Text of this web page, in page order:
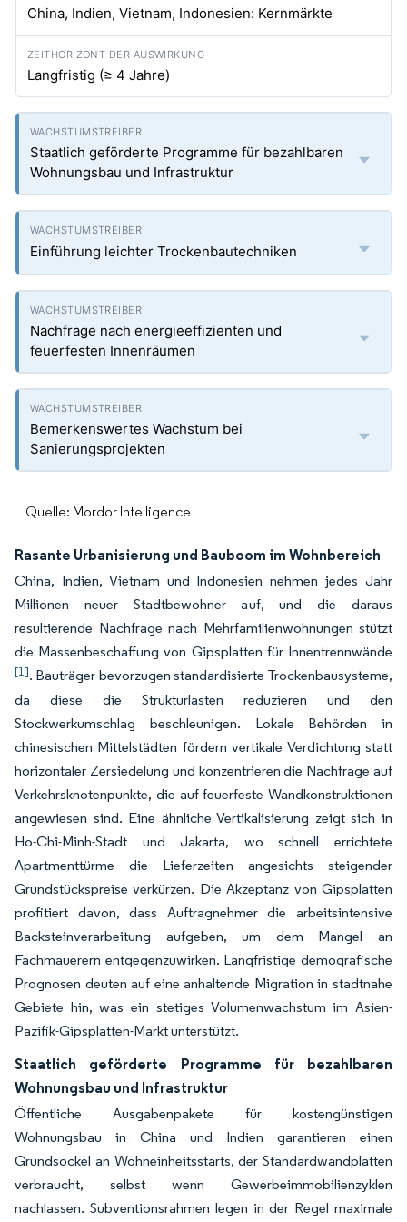
China, Indien, Vietnam, Indonesien: Kernmärkte
Langfristig (≥ 4 Jahre)
Staatlich geförderte Programme für bezahlbaren
Wohnungsbau und Infrastruktur
Einführung leichter Trockenbautechniken
Nachfrage nach energieeffizienten und
feuerfesten Innenräumen
Bemerkenswertes Wachstum bei
Sanierungsprojekten
Quelle: Mordor Intelligence
Rasante Urbanisierung und Bauboom im Wohnbereich
China, Indien, Vietnam und Indonesien nehmen jedes Jahr
Millionen neuer Stadtbewohner auf, und die daraus
resultierende Nachfrage nach Mehrfamilienwohnungen stützt
die Massenbeschaffung von Gipsplatten für Innentrennwände
[1]. Bauträger bevorzugen standardisierte Trockenbausysteme,
da diese die Strukturlasten reduzieren und den
Stockwerkumschlag beschleunigen. Lokale Behörden in
chinesischen Mittelstädten fördern vertikale Verdichtung statt
horizontaler Zersiedelung und konzentrieren die Nachfrage auf
Verkehrsknotenpunkte, die auf feuerfeste Wandkonstruktionen
angewiesen sind. Eine ähnliche Vertikalisierung zeigt sich in
Ho-Chi-Minh-Stadt und Jakarta, wo schnell errichtete
Apartmenttürme die Lieferzeiten angesichts steigender
Grundstückspreise verkürzen. Die Akzeptanz von Gipsplatten
profitiert davon, dass Auftragnehmer die arbeitsintensive
Backsteinverarbeitung aufgeben, um dem Mangel an
Fachmauerern entgegenzuwirken. Langfristige demografische
Prognosen deuten auf eine anhaltende Migration in stadtnahe
Gebiete hin, was ein stetiges Volumenwachstum im Asien-
Pazifik-Gipsplatten-Markt unterstützt.
Staatlich geförderte Programme für bezahlbaren
Wohnungsbau und Infrastruktur
Öffentliche Ausgabenpakete für kostengünstigen
Wohnungsbau in China und Indien garantieren einen
Grundsockel an Wohneinheitsstarts, der Standardwandplatten
verbraucht, selbst wenn Gewerbeimmobilienzyklen
nachlassen. Subventionsrahmen legen in der Regel maximale